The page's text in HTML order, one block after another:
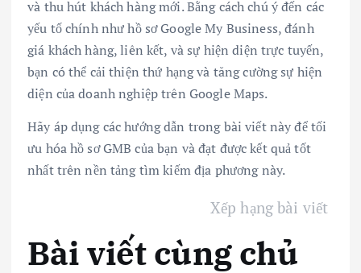
và thu hút khách hàng mới. Bằng cách chú ý đến các
yếu tố chính như hồ sơ Google My Business, đánh
giá khách hàng, liên kết, và sự hiện diện trực tuyến,
bạn có thể cải thiện thứ hạng và tăng cường sự hiện
diện của doanh nghiệp trên Google Maps.
Hãy áp dụng các hướng dẫn trong bài viết này để tối
ưu hóa hồ sơ GMB của bạn và đạt được kết quả tốt
nhất trên nền tảng tìm kiếm địa phương này.
Xếp hạng bài viết
Bài viết cùng chủ